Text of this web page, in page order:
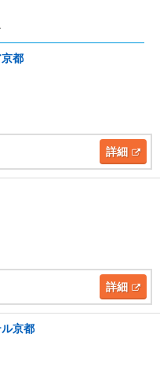
都
詳細
詳細
京都